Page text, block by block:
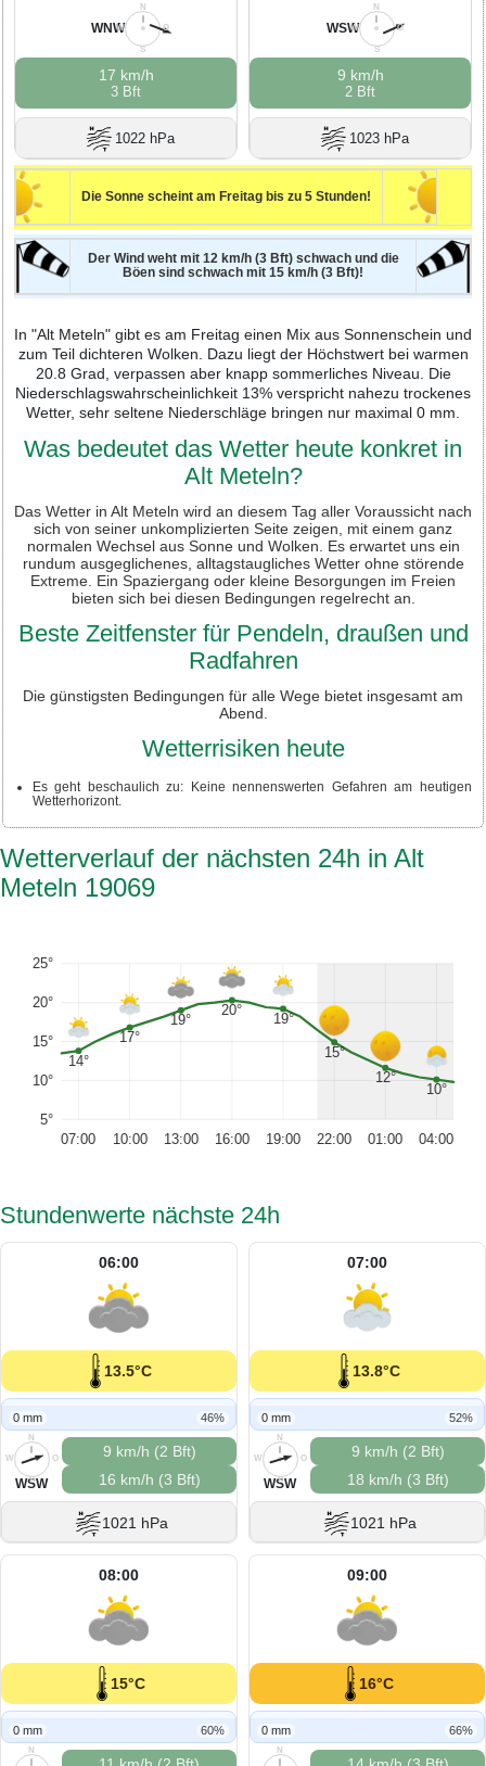
N
O
S
W
WNW
17 km/h
3 Bft
1022 hPa
N
O
S
W
WSW
9 km/h
2 Bft
1023 hPa
Die Sonne scheint am Freitag bis zu 5 Stunden!
Der Wind weht mit 12 km/h (3 Bft) schwach und die
Böen sind schwach mit 15 km/h (3 Bft)!
In "Alt Meteln" gibt es am Freitag einen Mix aus Sonnenschein und
zum Teil dichteren Wolken. Dazu liegt der Höchstwert bei warmen
20.8 Grad, verpassen aber knapp sommerliches Niveau. Die
Niederschlagswahrscheinlichkeit 13% verspricht nahezu trockenes
Wetter, sehr seltene Niederschläge bringen nur maximal 0 mm.
Was bedeutet das Wetter heute konkret in
Alt Meteln?
Das Wetter in Alt Meteln wird an diesem Tag aller Voraussicht nach
sich von seiner unkomplizierten Seite zeigen, mit einem ganz
normalen Wechsel aus Sonne und Wolken. Es erwartet uns ein
rundum ausgeglichenes, alltagstaugliches Wetter ohne störende
Extreme. Ein Spaziergang oder kleine Besorgungen im Freien
bieten sich bei diesen Bedingungen regelrecht an.
Beste Zeitfenster für Pendeln, draußen und
Radfahren
Die günstigsten Bedingungen für alle Wege bietet insgesamt am
Abend.
Wetterrisiken heute
Es geht beschaulich zu: Keine nennenswerten Gefahren am heutigen
Wetterhorizont.
Wetterverlauf der nächsten 24h in Alt
Meteln 19069
5°
10°
15°
20°
25°
14°
17°
19°
20°
19°
15°
12°
10°
07:00 10:00 13:00 16:00 19:00 22:00 01:00 04:00
Stundenwerte nächste 24h
06:00
13.5°C
0 mm 46%
N
O
S
W
WSW
9 km/h (2 Bft)
16 km/h (3 Bft)
1021 hPa
07:00
13.8°C
0 mm 52%
N
O
S
W
WSW
9 km/h (2 Bft)
18 km/h (3 Bft)
1021 hPa
08:00
15°C
0 mm 60%
N
09:00
16°C
0 mm 66%
N